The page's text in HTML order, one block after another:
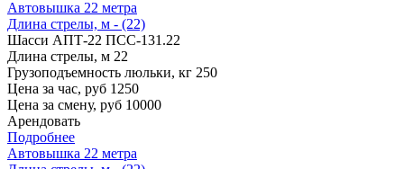
Автовышка 22 метра
Длина стрелы, м - (22)
Шасси АПТ-22 ПСС-131.22
Длина стрелы, м 22
Грузоподъемность люльки, кг 250
Цена за час, руб 1250
Цена за смену, руб 10000
Арендовать
Подробнее
Автовышка 22 метра